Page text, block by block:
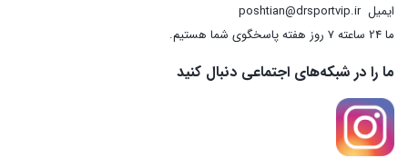
ایمیلposhtian@drsportvip.ir
ما 24 ساعته 7 روز هفته پاسخگوی شما هستیم.
ما را در شبکه‌های اجتماعی دنبال کنید